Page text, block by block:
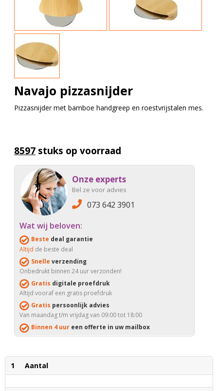
Navajo pizzasnijder
Pizzasnijder met bamboe handgreep en roestvrijstalen mes.
8597 stuks op voorraad
Onze experts
Bel ze voor advies
073 642 3901
Wat wij beloven:
Beste deal garantie
Altijd de beste deal
Snelle verzending
Onbedrukt binnen 24 uur verzonden!
Gratis digitale proefdruk
Altijd vooraf een gratis proefdruk
Gratis persoonlijk advies
Van maandag t/m vrijdag van 09:00 tot 18:00
Binnen 4 uur een offerte in uw mailbox
1 Aantal